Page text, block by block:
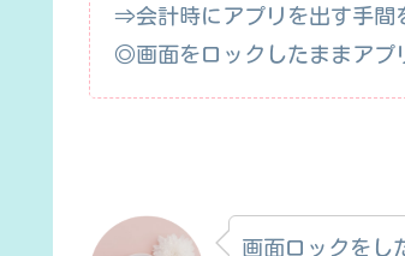
⇒会計時にアプリを出す手間
◎画面をロックしたままアプ
画面ロックをし